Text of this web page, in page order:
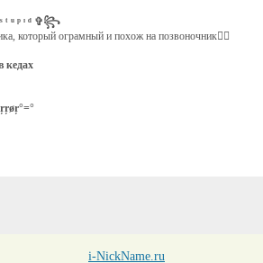
ᵘ ᵖ ᶦ ᵈ ✞꧂
который ограмный и похож на позвоночник👍🏿
кедах
i-NickName.ru